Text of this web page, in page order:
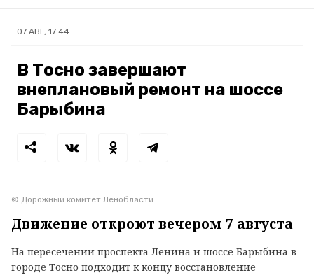
07 АВГ, 17:44
В Тосно завершают
внеплановый ремонт на шоссе
Барыбина
© Дорожный комитет Ленобласти
Движение откроют вечером 7 августа
На пересечении проспекта Ленина и шоссе Барыбина в
городе Тосно подходит к концу восстановление